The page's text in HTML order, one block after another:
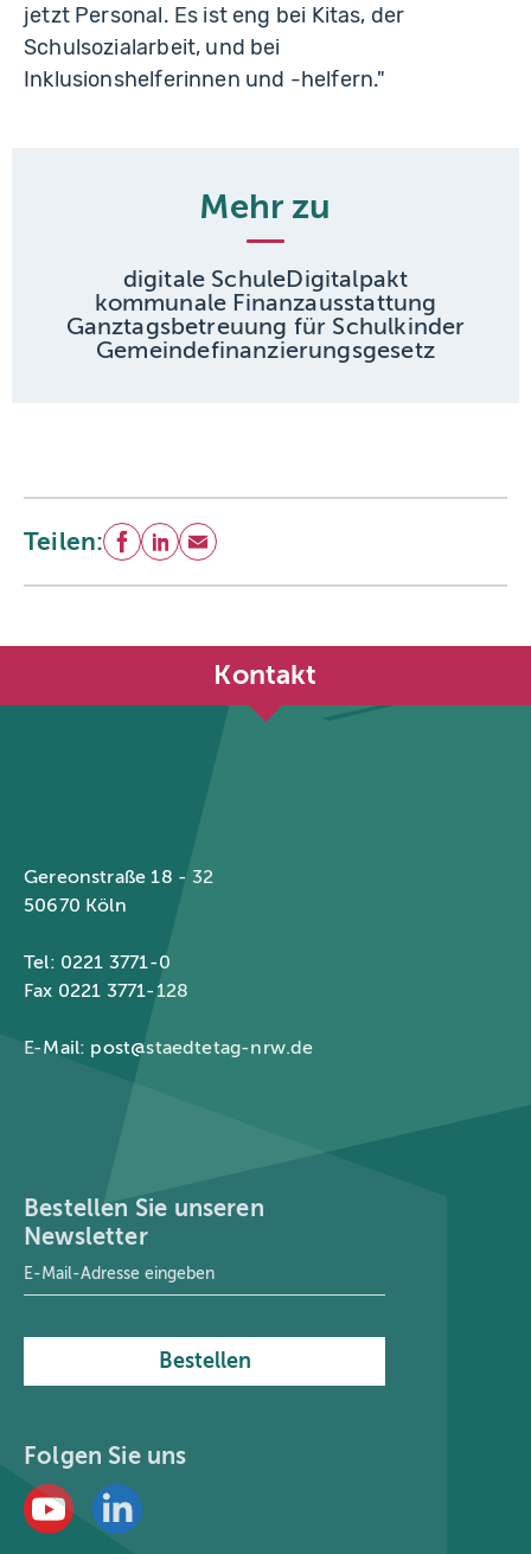
jetzt Personal. Es ist eng bei Kitas, der
Schulsozialarbeit, und bei
Inklusionshelferinnen und -helfern."
Mehr zu
digitale SchuleDigitalpakt
kommunale Finanzausstattung
Ganztagsbetreuung für Schulkinder
Gemeindefinanzierungsgesetz
Teilen: Facebook
LinkedIn
E-Mail
Kontakt
Gereonstraße 18 - 32
50670 Köln
Tel: 0221 3771-0
Fax 0221 3771-128
E-Mail: post@staedtetag-nrw.de
Bestellen Sie unseren
Newsletter
E-Mail-Adresse
Bestellen
Folgen Sie uns